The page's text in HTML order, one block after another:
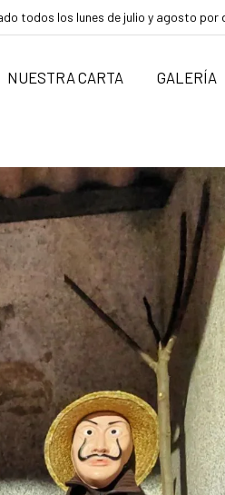
todos los lunes de julio y agosto por
NUESTRA CARTA GALERÍA